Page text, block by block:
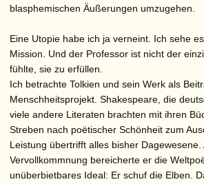
blasphemischen Äußerungen umzugehen.
Eine Utopie habe ich ja verneint. Ich sehe
Mission. Und der Professor ist nicht der
fühlte, sie zu erfüllen.
Ich betrachte Tolkien und sein Werk als
Menschheitsprojekt. Shakespeare, die
viele andere Literaten brachten mit ihren
Streben nach poëtischer Schönheit zum
Leistung übertrifft alles bisher
Vervollkommnung bereicherte er die
unüberbietbares Ideal: Er schuf die Elben.